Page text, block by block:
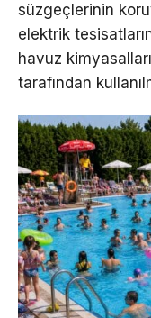
süzgeçlerinin
elektrik
havuz
tarafından